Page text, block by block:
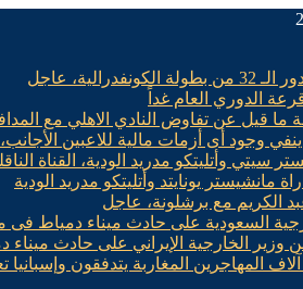
عاجل
الدوري العام غداً
وجود أى أزمات مالية للاعبين
سيتي وأتليتكو مدريد الودية، القناة
مانشيستر يونايتد وأتليتكو مدريد الودية
الكريم مع برشلونة، عاجل
السعودية على حادث ميناء دمياط
وزير الخارجية الإيراني على حادث
المهاجرين المغاربة يتدفقون وإسبانيا